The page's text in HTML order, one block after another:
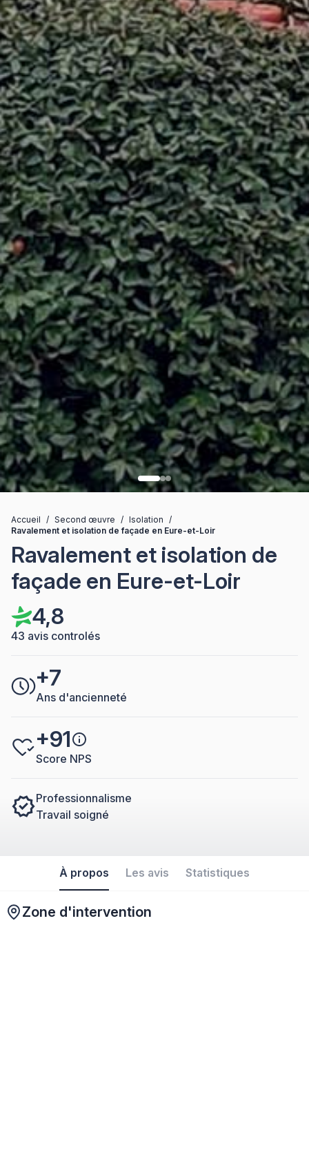
Accueil / Second œuvre / Isolation /
Ravalement et isolation de façade en Eure-et-Loir
Ravalement et isolation de
façade en Eure-et-Loir
4,8
43 avis controlés
+7
Ans d'ancienneté
+91
Score NPS
Professionnalisme
Travail soigné
À propos Les avis Statistiques
Zone d'intervention